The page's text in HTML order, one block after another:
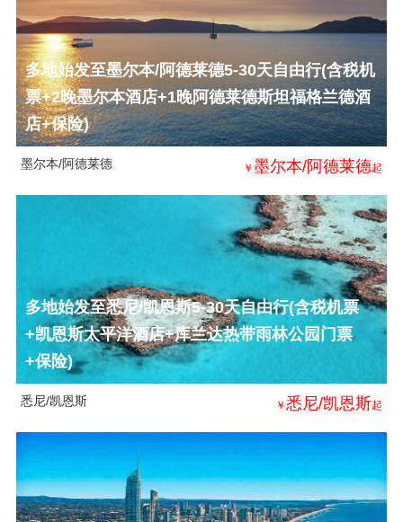
多地始发至墨尔本/阿德莱德5-30天自由行(含税机
票+2晚墨尔本酒店+1晚阿德莱德斯坦福格兰德酒
店+保险)
墨尔本/阿德莱德 ￥墨尔本/阿德莱德起
多地始发至悉尼/凯恩斯5-30天自由行(含税机票
+凯恩斯太平洋酒店+库兰达热带雨林公园门票
+保险)
悉尼/凯恩斯 ￥悉尼/凯恩斯起